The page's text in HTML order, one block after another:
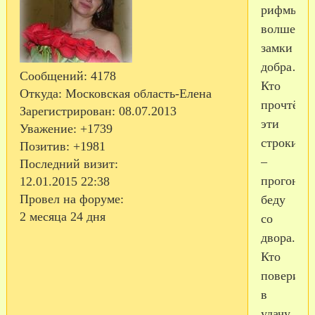
Сообщений: 4178
Откуда: Московская область-Елена
Зарегистрирован: 08.07.2013
Уважение: +1739
Позитив: +1981
Последний визит:
12.01.2015 22:38
Провел на форуме:
2 месяца 24 дня
рифмы
замки
добра…
Кто
прочтёт
эти
строки
–
прогонит
беду
со
двора.
Кто
поверит
в